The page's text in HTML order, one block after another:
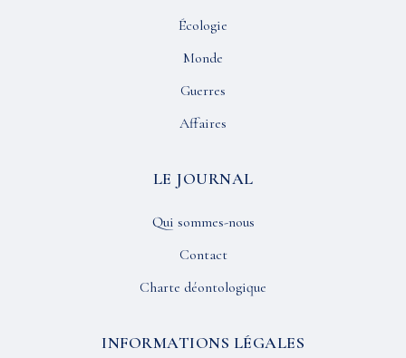
Écologie
Monde
Guerres
Affaires
LE JOURNAL
Qui sommes-nous
Contact
Charte déontologique
INFORMATIONS LÉGALES